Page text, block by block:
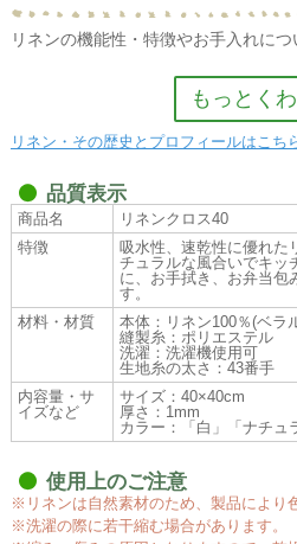
リネンの機能性・特徴やお手入れに
吸水性・速乾性に優れています
水や汗をぐんぐん吸い取り、驚くほ
は、肌に優しく、サラリとして、爽
性です。コットンやシルクに比べ、
め、水分や汗をすばやく吸い取り、か
耐久性が高く、使うほどに風合いがよ
繊維が細いためソフトな風合いにな
エットが得られます。また、糸にリ
ブ）があり、製品に独特の印象と質
どに増し、使い込むほどに柔らかく肌
抗菌性に優れ、肌に心に優しい素材
リネン・その歴史とプロフィールはこち
品質表示
商品名
リネンクロス40
特徴
吸水性、速乾性に優れた
チュラルな風合いでキッ
に、お手拭き、お弁当包
す。
材料・材質
本体：リネン100％(ベラ
縫製糸：ポリエステル
洗濯：洗濯機使用可
生地糸の太さ：43番手
内容量・サ
イズなど
サイズ：40×40cm
厚さ：1mm
カラー：「白」「ナチュ
使用上のご注意
※リネンは自然素材のため、製品により
※洗濯の際に若干縮む場合があります。